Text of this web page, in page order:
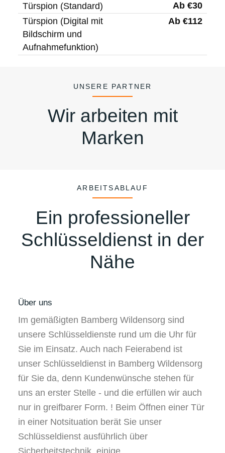
Türspion (Standard)
Ab €30
Türspion (Digital mit
Bildschirm und
Aufnahmefunktion)
Ab €112
UNSERE PARTNER
Wir arbeiten mit
Marken
ARBEITSABLAUF
Ein professioneller
Schlüsseldienst in der
Nähe
Über uns
Im gemäßigten Bamberg Wildensorg sind
unsere Schlüsseldienste rund um die Uhr für
Sie im Einsatz. Auch nach Feierabend ist
unser Schlüsseldienst in Bamberg Wildensorg
für Sie da, denn Kundenwünsche stehen für
uns an erster Stelle - und die erfüllen wir auch
nur in greifbarer Form. ! Beim Öffnen einer Tür
in einer Notsituation berät Sie unser
Schlüsseldienst ausführlich über
Sicherheitstechnik, einige